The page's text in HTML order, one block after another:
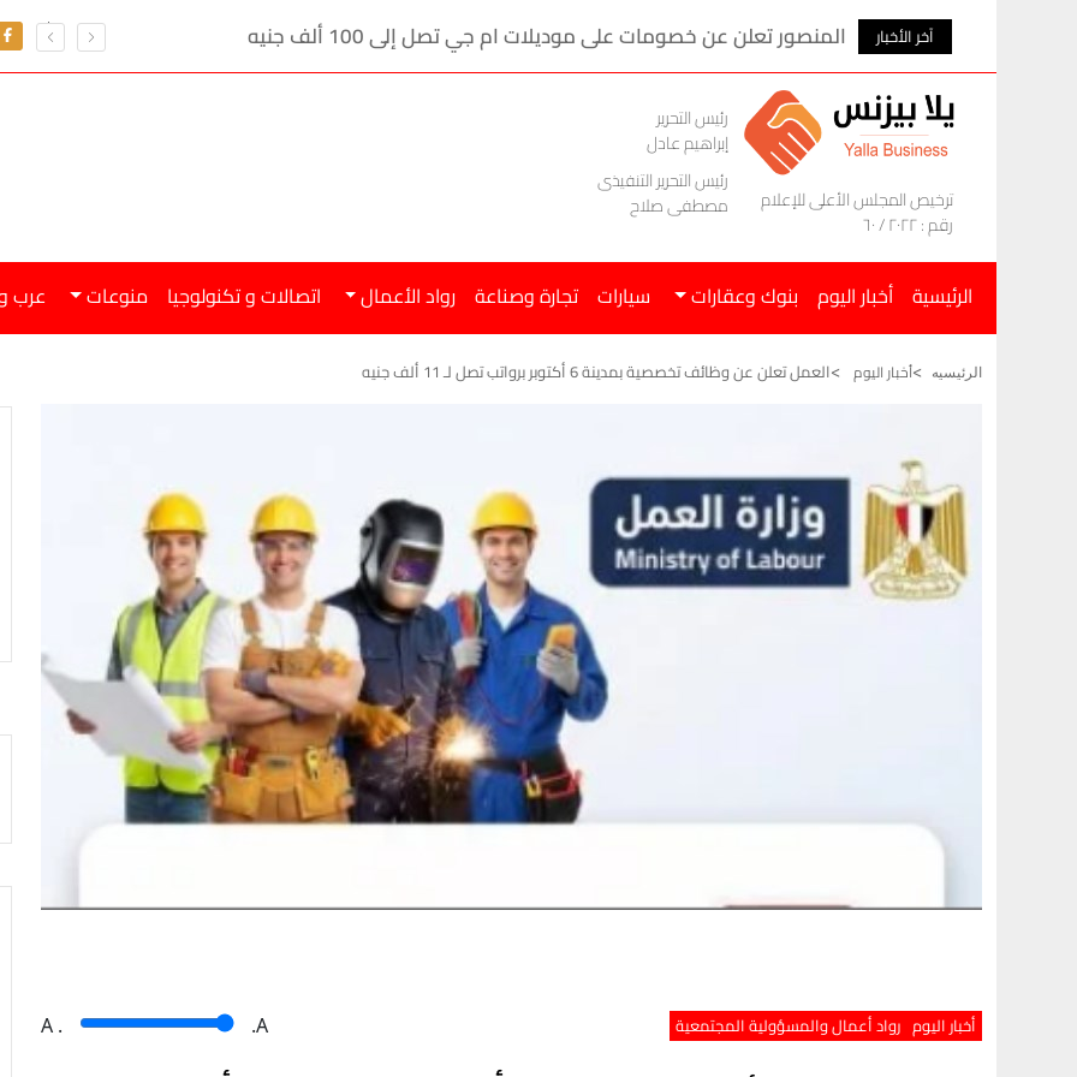
آخر الأخبار المنصور تعلن عن خصومات على موديلات ام جي تصل إلى 100 ألف جنيه
ترخيص المجلس الأعلى للإعلام
رقم : ٢٠٢٢ / ٦٠
رئيس التحرير
إبراهيم عادل
رئيس التحرير التنفيذى
مصطفى صلاح
الرئيسية أخبار اليوم بنوك وعقارات سيارات تجارة وصناعة رواد الأعمال اتصالات و تكنولوجيا منوعات عرب
الرئيسيه أخبار اليوم العمل تعلن عن وظائف تخصصية بمدينة 6 أكتوبر برواتب تصل لـ 11 ألف جنيه
أخبار اليوم رواد أعمال والمسؤولية المجتمعية A . .A